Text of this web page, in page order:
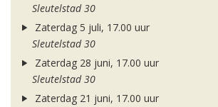
Sleutelstad 30
Zaterdag 5 juli, 17.00 uur
Sleutelstad 30
Zaterdag 28 juni, 17.00 uur
Sleutelstad 30
Zaterdag 21 juni, 17.00 uur